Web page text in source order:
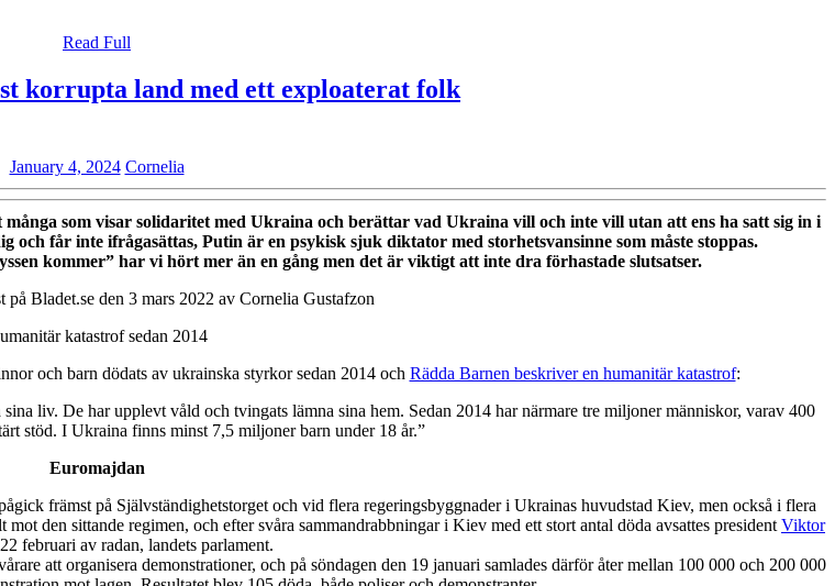
Read Full
korrupta land med ett exploaterat folkUkraina
korrupta
land
med
January 4, 2024January
4,
2024
CorneliaCornelia
som visar solidaritet med Ukraina och berättar vad Ukraina vill och inte vill utan att ens ha satt sig in i
får inte ifrågasättas, Putin är en psykisk sjuk diktator med storhetsvansinne som måste stoppas.
kommer” har vi hört mer än en gång men det är viktigt att inte dra förhastade slutsatser.
på Bladet.se den 3 mars 2022 av Cornelia Gustafzon
katastrof sedan 2014
och barn dödats av ukrainska styrkor sedan 2014 och Rädda Barnen beskriver en humanitär katastrof:
liv. De har upplevt våld och tvingats lämna sina hem. Sedan 2014 har närmare tre miljoner människor, varav 400
stöd. I Ukraina finns minst 7,5 miljoner barn under 18 år.”
Euromajdan
främst på Självständighetstorget och vid flera regeringsbyggnader i Ukrainas huvudstad Kiev, men också i flera
den sittande regimen, och efter svåra sammandrabbningar i Kiev med ett stort antal döda avsattes president Viktor
22 februari av radan, landets parlament.
att organisera demonstrationer, och på söndagen den 19 januari samlades därför åter mellan 100 000 och 200 000